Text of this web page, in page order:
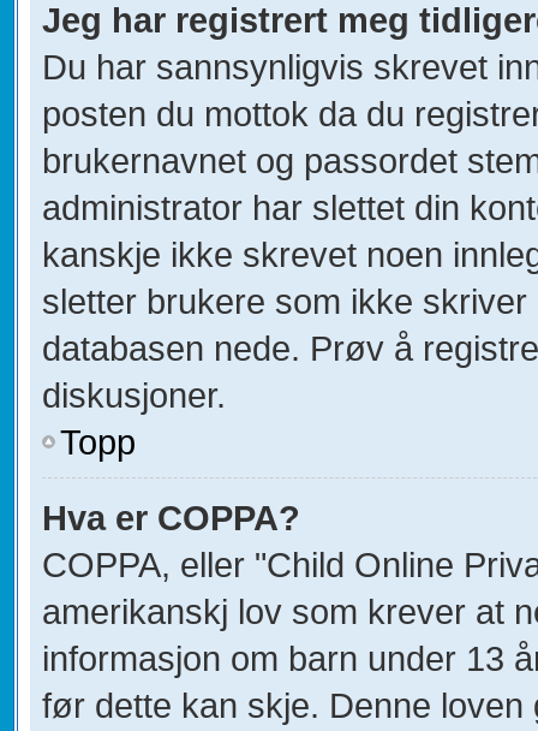
Jeg har registrert meg
Du har sannsynligvis skrevet
posten du mottok da du
brukernavnet og passordet
administrator har slettet din
kanskje ikke skrevet noen
sletter brukere som ikke
databasen nede. Prøv å
diskusjoner.
Topp
Hva er COPPA?
COPPA, eller "Child Online
amerikanskj lov som krever at
informasjon om barn under 13
før dette kan skje. Denne